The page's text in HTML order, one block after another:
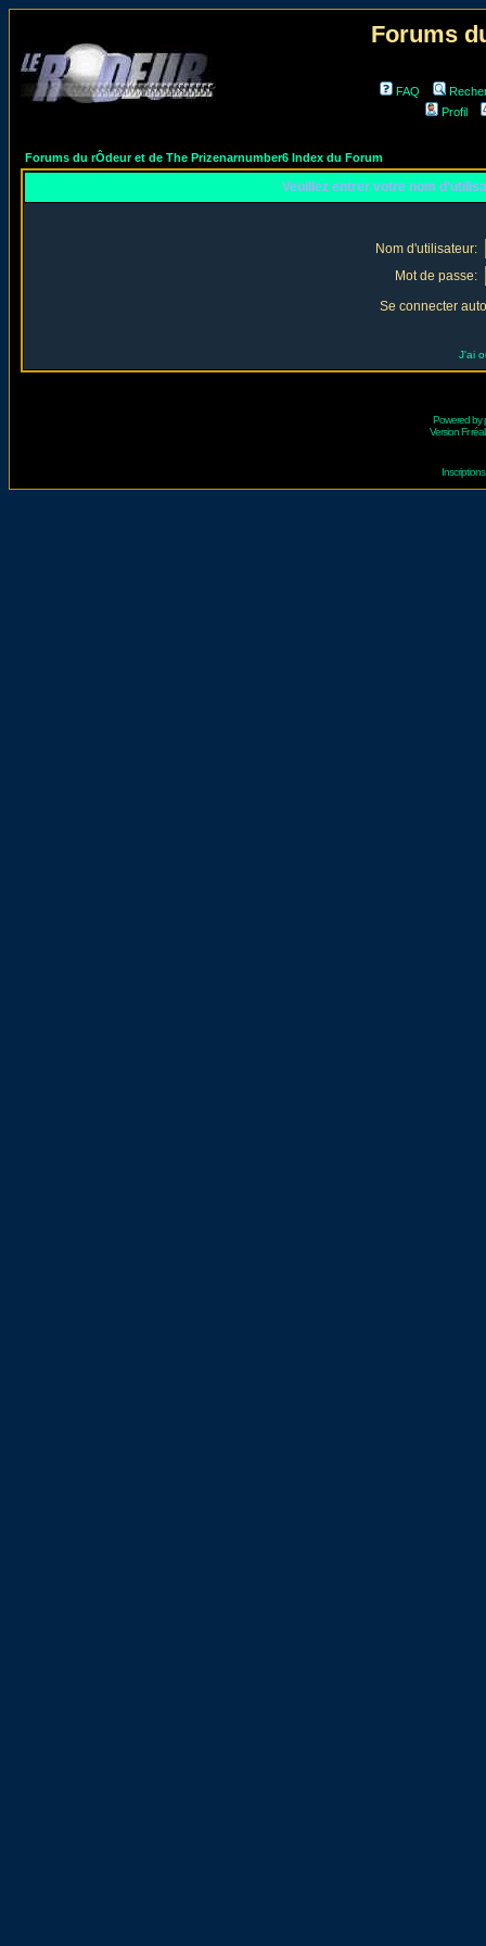
Forums
FAQ
Profil
Forums du rÔdeur et de The Prizenarnumber6 Index du Forum
Veuillez entrer votre nom
Nom d'utilisateur:
Mot de passe:
Se connecter
J'ai
Powered by
Version Fr